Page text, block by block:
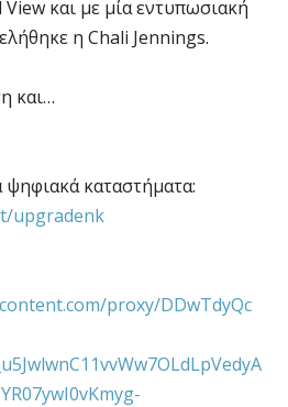
και με μία εντυπωσιακή
η Chali Jennings.
και…
καταστήματα:
upgradenk
proxy/DDwTdyQc